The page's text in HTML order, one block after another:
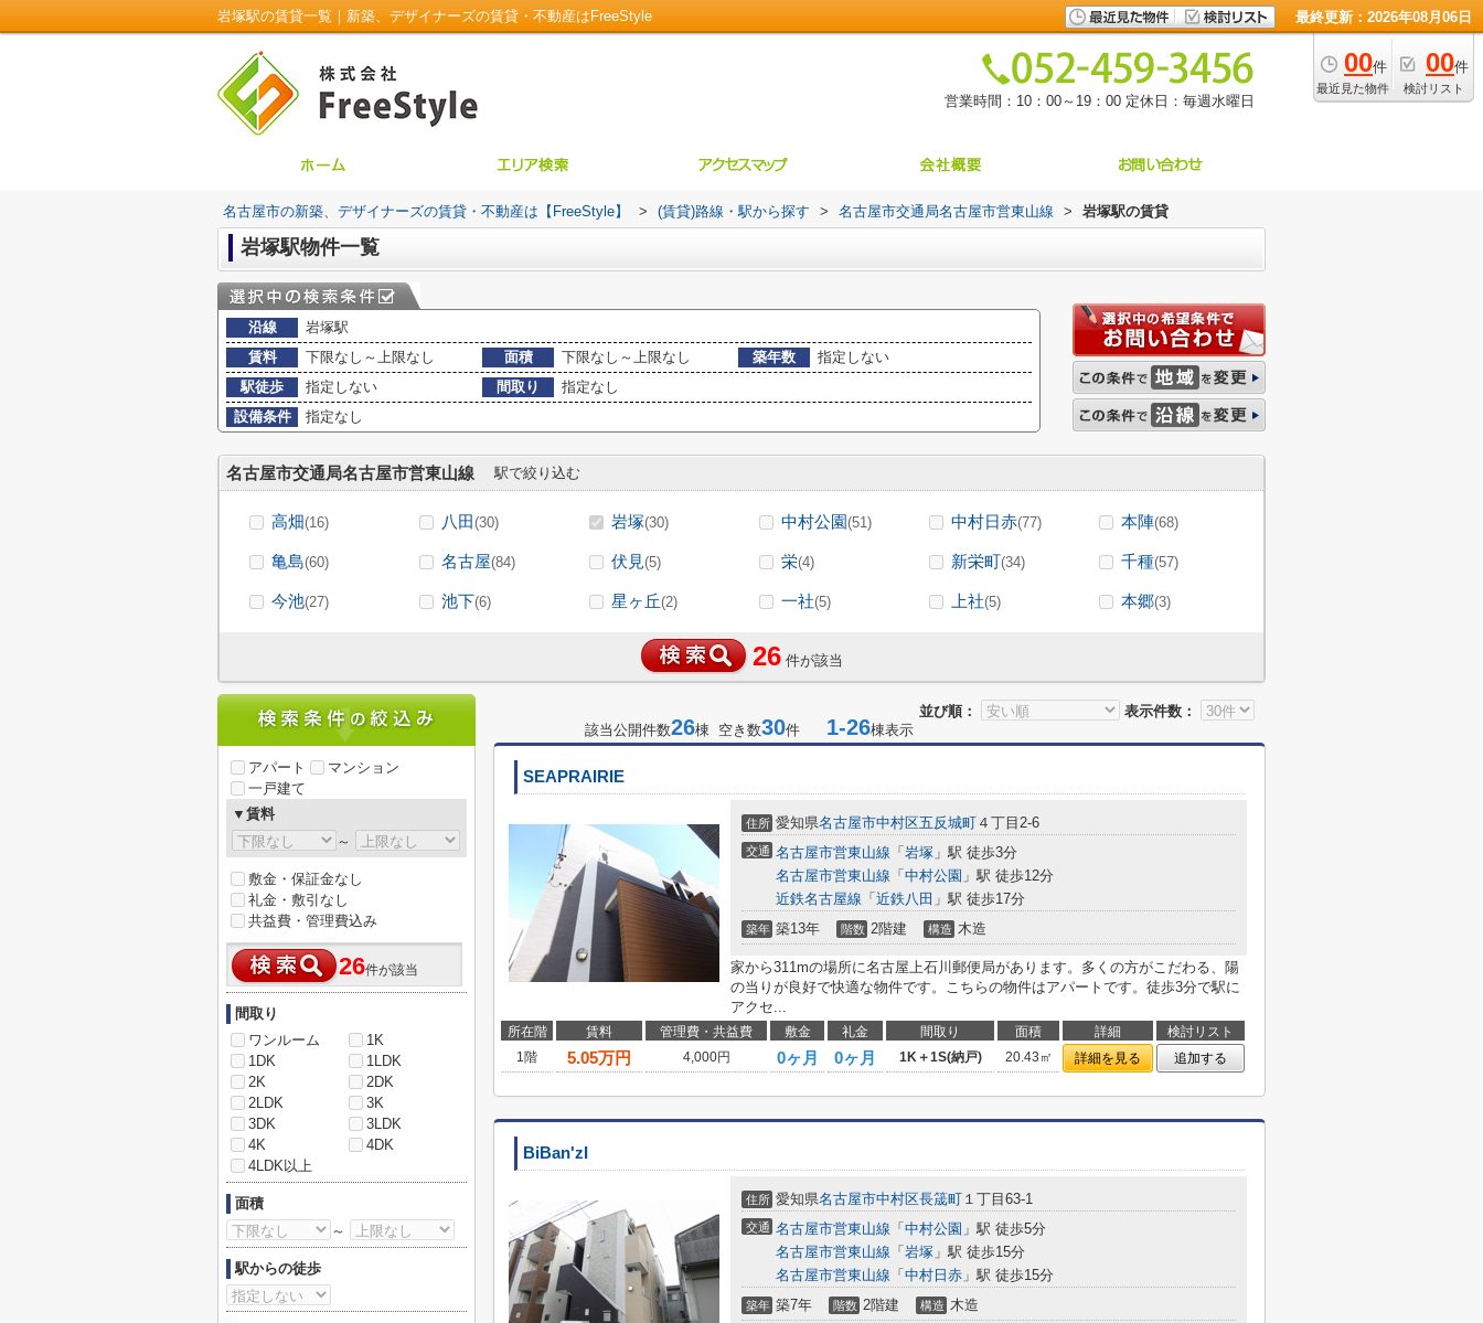
岩塚駅の賃貸一覧｜新築、デザイナーズの賃貸・不動産はFreeStyle 最終更新：2026年08月06日
00件
最近見た物件
00件
検討リスト
営業時間：10：00～19：00 定休日：毎週水曜日
名古屋市の新築、デザイナーズの賃貸・不動産は【FreeStyle】 > (賃貸)路線・駅から探す > 名古屋市交通局名古屋市営東山線 > 岩塚駅の賃貸
岩塚駅物件一覧
沿線
岩塚駅
賃料
下限なし～上限なし 面積 下限なし～上限なし 築年数
指定しない
駅徒歩
指定しない 間取り
指定なし
設備条件
指定なし
名古屋市交通局名古屋市営東山線 駅で絞り込む
高畑(16) 八田(30) 岩塚(30) 中村公園(51) 中村日赤(77) 本陣(68)
亀島(60) 名古屋(84) 伏見(5) 栄(4) 新栄町(34) 千種(57)
今池(27) 池下(6) 星ヶ丘(2) 一社(5) 上社(5) 本郷(3)
26 件が該当
並び順：
表示件数：
該当公開件数26棟 空き数30件 1-26棟表示
SEAPRAIRIE
住所 愛知県名古屋市中村区五反城町 ４丁目2-6
交通 名古屋市営東山線 「 岩塚 」駅 徒歩3分
名古屋市営東山線 「 中村公園 」駅 徒歩12分
近鉄名古屋線 「 近鉄八田 」駅 徒歩17分
築年 築13年 階数 2階建 構造 木造
家から311mの場所に名古屋上石川郵便局があります。多くの方がこだわる、陽
の当りが良好で快適な物件です。こちらの物件はアパートです。徒歩3分で駅に
アクセ...
所在階 賃料 管理費・共益費 敷金 礼金 間取り 面積 詳細
検討リスト
1階
5.05万円 4,000円 0ヶ月 0ヶ月 1K＋1S(納戸) 20.43㎡ 詳細を見る 追加する
BiBan'zI
住所 愛知県名古屋市中村区長筬町 １丁目63-1
交通 名古屋市営東山線 「 中村公園 」駅 徒歩5分
名古屋市営東山線 「 岩塚 」駅 徒歩15分
名古屋市営東山線 「 中村日赤 」駅 徒歩15分
築年 築7年 階数 2階建 構造 木造
アパート
マンション
一戸建て
▼賃料
～
敷金・保証金なし
礼金・敷引なし
共益費・管理費込み
26件が該当
間取り
ワンルーム
1K
1DK
1LDK
2K
2DK
2LDK
3K
3DK
3LDK
4K
4DK
4LDK以上
面積
～
駅からの徒歩